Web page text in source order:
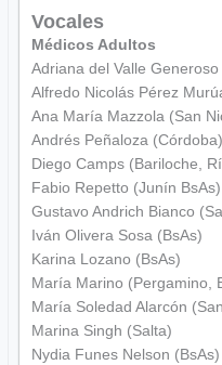
Vocales
Médicos Adultos
Adriana del Valle
Alfredo Nicolás Pérez
Ana María Mazzola (San
Andrés Peñaloza (Córdoba)
Diego Camps (Bariloche,
Fabio Repetto (Junín BsAs)
Gustavo Andrich Bianco
Iván Olivera Sosa (BsAs)
Karina Lozano (BsAs)
María Marino (Pergamino,
María Soledad Alarcón
Marina Singh (Salta)
Nydia Funes Nelson (BsAs)